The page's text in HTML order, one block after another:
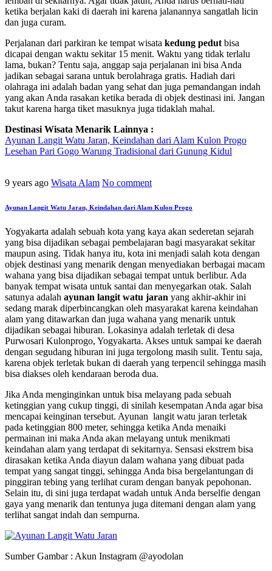
ketika berjalan kaki di daerah ini karena jalanannya sangatlah licin
dan juga curam.
Perjalanan dari parkiran ke tempat wisata kedung pedut bisa
dicapai dengan waktu sekitar 15 menit. Waktu yang tidak terlalu
lama, bukan? Tentu saja, anggap saja perjalanan ini bisa Anda
jadikan sebagai sarana untuk berolahraga gratis. Hadiah dari
olahraga ini adalah badan yang sehat dan juga pemandangan indah
yang akan Anda rasakan ketika berada di objek destinasi ini. Jangan
takut karena harga tiket masuknya juga tidaklah mahal.
Destinasi Wisata Menarik Lainnya :
Ayunan Langit Watu Jaran, Keindahan dari Alam Kulon Progo
Lesehan Pari Gogo Warung Tradisional dari Gunung Kidul
9 years ago Wisata Alam No comment
Ayunan Langit Watu Jaran, Keindahan dari Alam Kulon Progo
Yogyakarta adalah sebuah kota yang kaya akan sederetan sejarah
yang bisa dijadikan sebagai pembelajaran bagi masyarakat sekitar
maupun asing. Tidak hanya itu, kota ini menjadi salah kota dengan
objek destinasi yang menarik dengan menyediakan berbagai macam
wahana yang bisa dijadikan sebagai tempat untuk berlibur. Ada
banyak tempat wisata untuk santai dan menyegarkan otak. Salah
satunya adalah ayunan langit watu jaran yang akhir-akhir ini
sedang marak diperbincangkan oleh masyarakat karena keindahan
alam yang ditawarkan dan juga wahana yang menarik untuk
dijadikan sebagai hiburan. Lokasinya adalah terletak di desa
Purwosari Kulonprogo, Yogyakarta. Akses untuk sampai ke daerah
dengan segudang hiburan ini juga tergolong masih sulit. Tentu saja,
karena objek terletak bukan di daerah yang terpencil sehingga masih
bisa diakses oleh kendaraan beroda dua.
Jika Anda menginginkan untuk bisa melayang pada sebuah
ketinggian yang cukup tinggi, di sinilah kesempatan Anda agar bisa
mencapai keinginan tersebut. Ayunan langit watu jaran terletak
pada ketinggian 800 meter, sehingga ketika Anda menaiki
permainan ini maka Anda akan melayang untuk menikmati
keindahan alam yang terdapat di sekitarnya. Sensasi ekstrem bisa
dirasakan ketika Anda diayun dalam wahana yang dibuat pada
tempat yang sangat tinggi, sehingga Anda bisa bergelantungan di
pinggiran tebing yang terlihat curam dengan banyak pepohonan.
Selain itu, di sini juga terdapat wadah untuk Anda berselfie dengan
gaya yang menarik dan tentunya juga ditemani dengan alam yang
terlihat sangat indah dan sempurna.
Sumber Gambar : Akun Instagram @ayodolan